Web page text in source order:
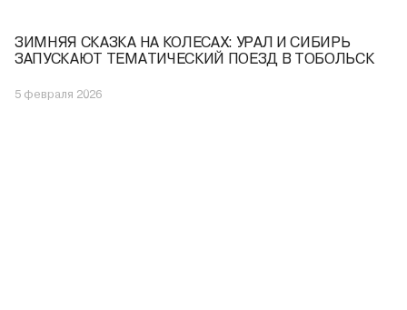
ЗИМНЯЯ СКАЗКА НА КОЛЕСАХ: УРАЛ И СИБИРЬ
ЗАПУСКАЮТ ТЕМАТИЧЕСКИЙ ПОЕЗД В ТОБОЛЬСК
5 февраля 2026